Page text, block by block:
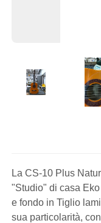
La CS-10 Plus
"Studio" di casa
e fondo in Tiglio
sua particolarità,